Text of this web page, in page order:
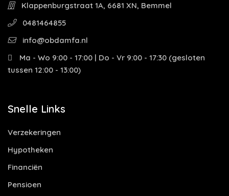
Klappenburgstraat 1A, 6681 XN, Bemmel
0481464855
info@obdamfa.nl
Ma - Wo 9:00 - 17:00 | Do - Vr 9:00 - 17:30 (gesloten
tussen 12:00 - 13:00)
Snelle Links
Verzekeringen
Hypotheken
Financiën
Pensioen